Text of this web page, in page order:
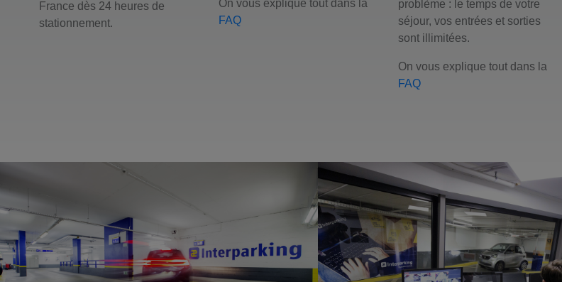
France dès 24 heures de
stationnement.
On vous explique tout dans la
FAQ
problème : le temps de votre
séjour, vos entrées et sorties
sont illimitées.
On vous explique tout dans la
FAQ